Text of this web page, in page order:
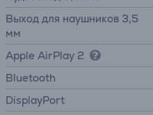
Выход для наушников 3,5
мм
Apple AirPlay 2
Bluetooth
DisplayPort